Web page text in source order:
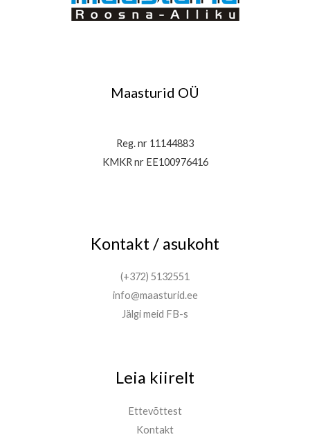
Maasturid OÜ
Reg. nr 11144883
KMKR nr EE100976416
Kontakt / asukoht
(+372) 5132551
info@maasturid.ee
Jälgi meid FB-s
Leia kiirelt
Ettevõttest
Kontakt